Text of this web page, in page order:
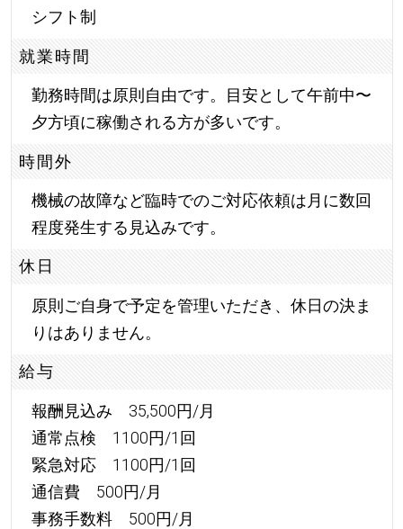
シフト制
就業時間
勤務時間は原則自由です。目安として午前中〜
夕方頃に稼働される方が多いです。
時間外
機械の故障など臨時でのご対応依頼は月に数回
程度発生する見込みです。
休日
原則ご自身で予定を管理いただき、休日の決ま
りはありません。
給与
報酬見込み 35,500円/月
通常点検 1100円/1回
緊急対応 1100円/1回
通信費 500円/月
事務手数料 500円/月